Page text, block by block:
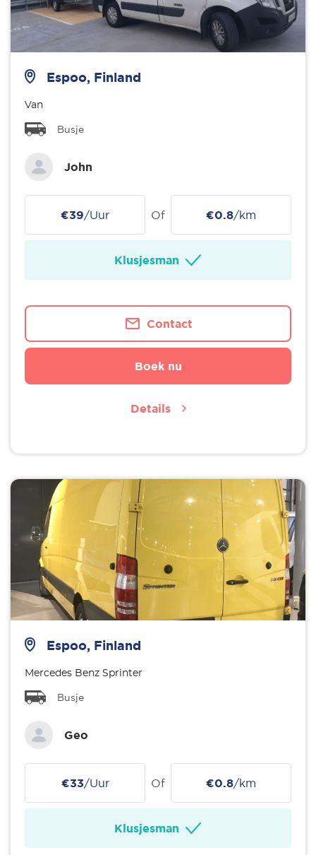
Espoo, Finland
Van
Busje
John
€39/Uur Of €0.8/km
Klusjesman
Contact
Boek nu
Details
Espoo, Finland
Mercedes Benz Sprinter
Busje
Geo
€33/Uur Of €0.8/km
Klusjesman